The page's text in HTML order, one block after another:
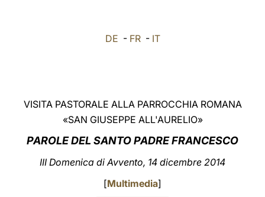
中文
LATINE
DE - FR- IT
VISITA PASTORALE ALLA PARROCCHIA ROMANA
«SAN GIUSEPPE ALL'AURELIO»
PAROLEDEL SANTO PADRE FRANCESCO
III Domenica di Avvento, 14 dicembre 2014
[Multimedia]